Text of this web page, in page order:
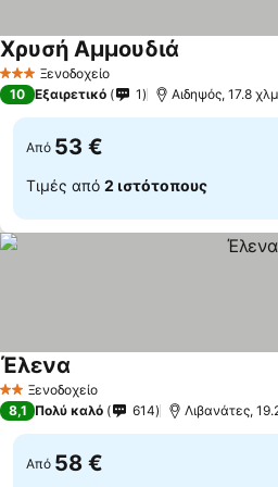
3 ΑστέριαΞενοδοχείο
Χρυσή Αμμουδιά
10 Εξαιρετικό 1 Αιδηψός, 17.8
Από 53 €
Τιμές από 2 ιστότοπους
2 ΑστέριαΞενοδοχείο
Έλενα
8,1 Πολύ καλό 614 Λιβανάτες,
Από 58 €